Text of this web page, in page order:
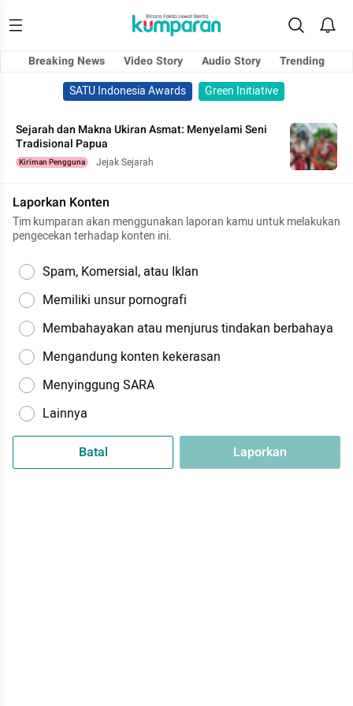
Breaking News Video Story Audio Story
Trending
SATU Indonesia Awards
Green Initiative
Sejarah dan Makna Ukiran Asmat: Menyelami Seni
Tradisional Papua
Kiriman Pengguna Jejak Sejarah
Laporkan Konten
Tim kumparan akan menggunakan laporan kamu untuk melakukan
pengecekan terhadap konten ini.
Spam, Komersial, atau Iklan
Memiliki unsur pornografi
Membahayakan atau menjurus tindakan berbahaya
Mengandung konten kekerasan
Menyinggung SARA
Lainnya
Batal Laporkan